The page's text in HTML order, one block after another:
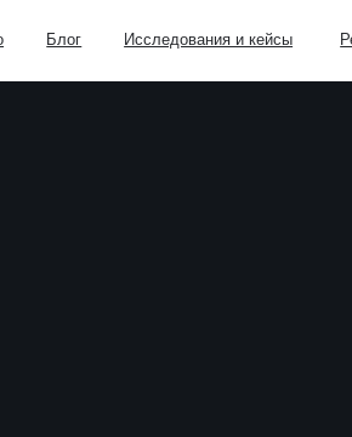
Реферельная
Исследования и кейсы